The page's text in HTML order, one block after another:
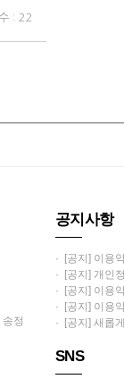
: 22
정
공지사항
· [공지] 이용
· [공지] 개인
· [공지] 이용
· [공지] 이용
· [공지] 새롭
SNS